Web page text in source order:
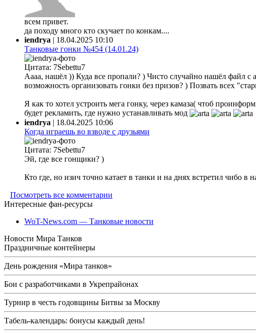
всем привет.
да походу много кто скучает по конкам....
iendrya | 18.04.2025 10:10
Танковые гонки №454 (14.01.24)
Цитата: 7Sebettu7
Аааа, нашёл )) Куда все пропали? ) Чисто случайно нашёл файл с
возможность организовать гонки без призов? ) Позвать всех
Я как то хотел устроить мега гонку, через камаза( чтоб
будет рекламить, где нужно устанавливать мод
iendrya | 18.04.2025 10:06
Когда играешь во взводе с друзьями
Цитата: 7Sebettu7
Эй, где все гонщики? )
Кто где, но изич точно катает в танки и на днях встретил чибо в
Посмотреть все комментарии
Интересные фан-ресурсы
WoT-News.com — Танковые новости
Новости Мира Танков
Праздничные контейнеры
День рождения «Мира танков»
Бои с разработчиками в Укрепрайонах
Турнир в честь годовщины Битвы за Москву
Табель-календарь: бонусы каждый день!